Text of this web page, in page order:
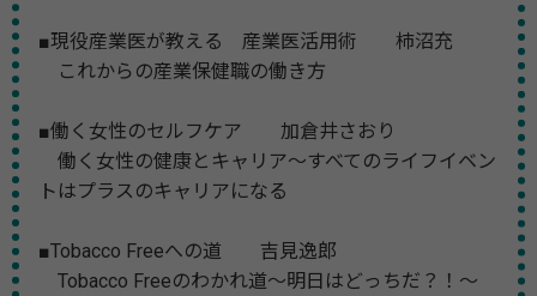
■現役産業医が教える 産業医活用術 柿沼充
これからの産業保健職の働き方
■働く女性のセルフケア 加倉井さおり
働く女性の健康とキャリア～すべてのライフイベン
トはプラスのキャリアになる
■Tobacco Freeへの道 吉見逸郎
Tobacco Freeのわかれ道～明日はどっちだ？！～